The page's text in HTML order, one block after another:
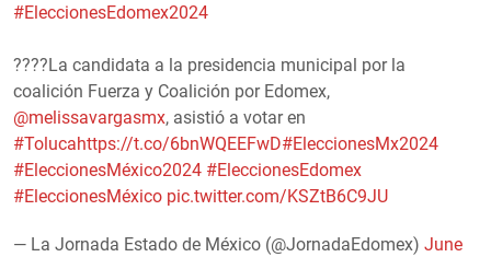
#EleccionesEdomex2024
????La candidata a la presidencia municipal por la
coalición Fuerza y Coalición por Edomex,
@melissavargasmx, asistió a votar en
#Tolucahttps://t.co/6bnWQEEFwD#EleccionesMx2024
#EleccionesMéxico2024 #EleccionesEdomex
#EleccionesMéxico pic.twitter.com/KSZtB6C9JU
— La Jornada Estado de México (@JornadaEdomex) June